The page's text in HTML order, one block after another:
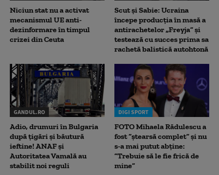
Niciun stat nu a activat
mecanismul UE anti-
dezinformare în timpul
crizei din Ceuta
Scut și Sabie: Ucraina
începe producția în masă a
antirachetelor „Freyja” și
testează cu succes prima sa
rachetă balistică autohtonă
GANDUL.RO
Adio, drumuri în Bulgaria
după țigări și băutură
ieftine! ANAF și
Autoritatea Vamală au
stabilit noi reguli
DIGI SPORT
FOTO Mihaela Rădulescu a
fost ”ștearsă complet” și nu
s-a mai putut abține:
”Trebuie să le fie frică de
mine”